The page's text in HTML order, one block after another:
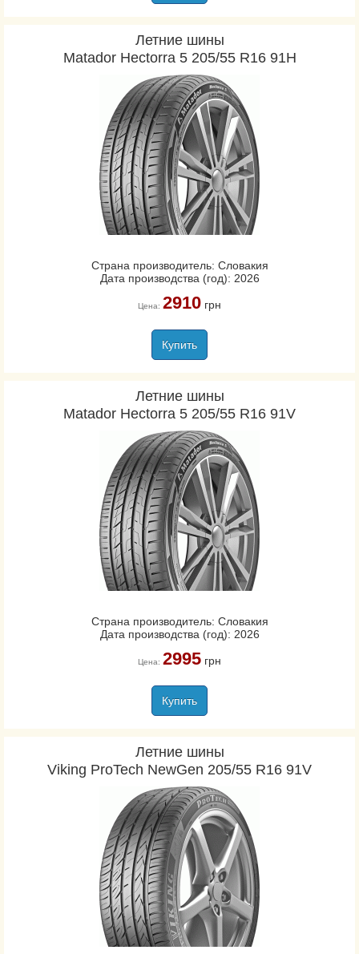
Летние шины
Matador Hectorra 5 205/55 R16 91H
Страна производитель: Словакия
Дата производства (год): 2026
Цена: 2910грн
Купить
Летние шины
Matador Hectorra 5 205/55 R16 91V
Страна производитель: Словакия
Дата производства (год): 2026
Цена: 2995грн
Купить
Летние шины
Viking ProTech NewGen 205/55 R16 91V